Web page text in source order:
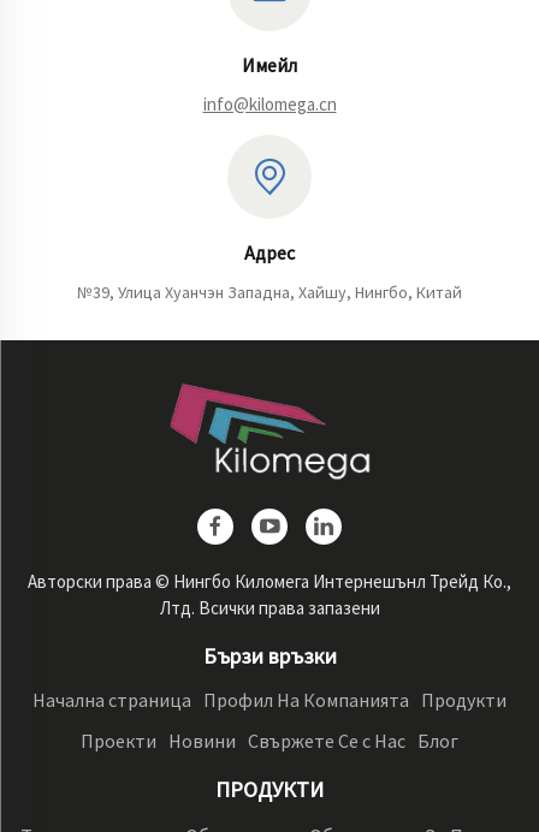
Имейл
info@kilomega.cn
Адрес
№39, Улица Хуанчэн Западна, Хайшу, Нингбо, Китай
Авторски права © Нингбо Киломега Интернешънл Трейд Ко.,
Лтд. Всички права запазени
Бързи връзки
Начална страница Профил На Компанията Продукти
Проекти Новини Свържете Се с Нас Блог
ПРОДУКТИ